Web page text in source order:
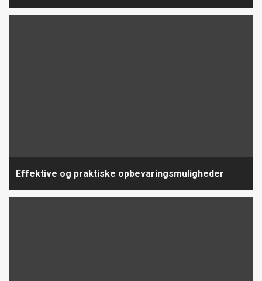
Effektive og praktiske opbevaringsmuligheder